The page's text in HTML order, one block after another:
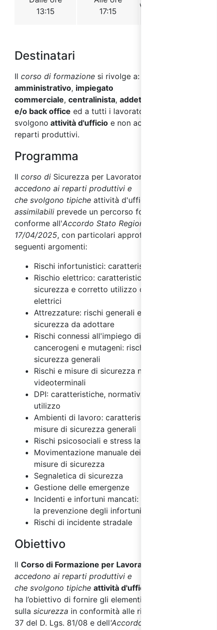
Destinatari
Il corso di formazione si rivolge a:
amministrativo, impiegato
commerciale, centralinista, addetto al front office
e/o back office ed a tutti i lavoratori che
svolgono attività d'ufficio e non accedono ai
reparti produttivi.
Programma
Il corso di Sicurezza per Lavoratori
accedono ai reparti produttivi e
che svolgono tipiche attività d'ufficio
assimilabili prevede un percorso formativo
conforme all'Accordo Stato Regioni del
17/04/2025, con particolari approfondimenti sui
seguenti argomenti:
Rischi infortunistici: caratteristiche
Rischio elettrico: caratteristiche, misure di
sicurezza e corretto utilizzo degli impianti
elettrici
Attrezzature: rischi generali e misure di
sicurezza da adottare
Rischi connessi all'impiego di agenti chimici,
cancerogeni e mutageni: rischi e misure di
sicurezza generali
Rischi e misure di sicurezza nell'uso dei
videoterminali
DPI: caratteristiche, normativa e regole di
utilizzo
Ambienti di lavoro: caratteristiche, rischi e
misure di sicurezza generali
Rischi psicosociali e stress lavoro correlato
Movimentazione manuale dei carichi: rischi e
misure di sicurezza
Segnaletica di sicurezza
Gestione delle emergenze
Incidenti e infortuni mancati: importanza per
la prevenzione degli infortuni
Rischi di incidente stradale
Obiettivo
Il Corso di Formazione per Lavoratori
accedono ai reparti produttivi e
che svolgono tipiche attività d'ufficio
ha l’obiettivo di fornire gli elementi formativi
sulla sicurezza in conformità alle richieste dell'art.
37 del D. Lgs. 81/08 e dell'Accordo Stato